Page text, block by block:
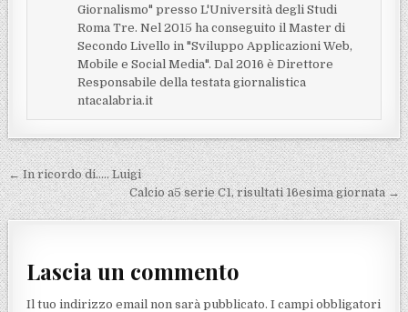
Giornalismo" presso L'Università degli Studi
Roma Tre. Nel 2015 ha conseguito il Master di
Secondo Livello in "Sviluppo Applicazioni Web,
Mobile e Social Media". Dal 2016 è Direttore
Responsabile della testata giornalistica
ntacalabria.it
Navigazione articoli
← In ricordo di….. Luigi
Calcio a5 serie C1, risultati 16esima giornata →
Lascia un commento
Il tuo indirizzo email non sarà pubblicato. I campi obbligatori